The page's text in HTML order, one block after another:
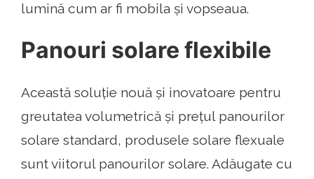
lumină cum ar fi mobila și vopseaua.
Panouri solare flexibile
Această soluție nouă și inovatoare pentru
greutatea volumetrică și prețul panourilor
solare standard, produsele solare flexuale
sunt viitorul panourilor solare. Adăugate cu